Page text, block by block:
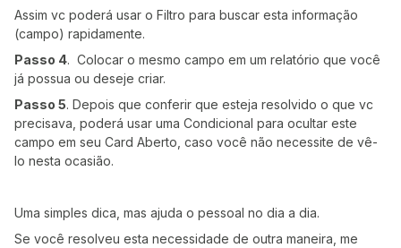
Assim vc poderá usar o Filtro para buscar esta informação
(campo) rapidamente.
Passo 4. Colocar o mesmo campo em um relatório que você
já possua ou deseje criar.
Passo 5. Depois que conferir que esteja resolvido o que vc
precisava, poderá usar uma Condicional para ocultar este
campo em seu Card Aberto, caso você não necessite de vê-
lo nesta ocasião.
Uma simples dica, mas ajuda o pessoal no dia a dia.
Se você resolveu esta necessidade de outra maneira, me